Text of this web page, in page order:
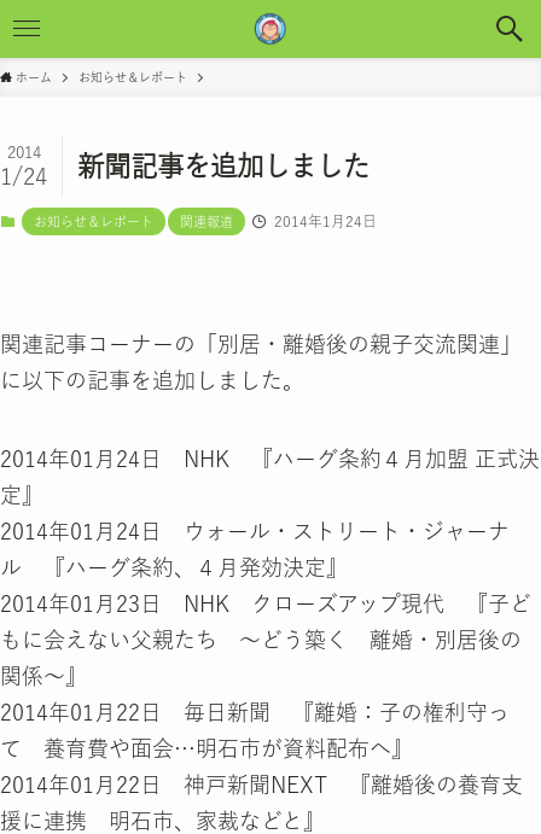
ホーム お知らせ＆レポート
新聞記事を追加しました
2014
1/24
お知らせ＆レポート 関連報道 2014年1月24日
関連記事コーナーの「別居・離婚後の親子交流関連」
に以下の記事を追加しました。
2014年01月24日 NHK 『ハーグ条約４月加盟 正式決
定』
2014年01月24日 ウォール・ストリート・ジャーナ
ル 『ハーグ条約、４月発効決定』
2014年01月23日 NHK クローズアップ現代 『子ど
もに会えない父親たち ～どう築く 離婚・別居後の
関係～』
2014年01月22日 毎日新聞 『離婚：子の権利守っ
て 養育費や面会…明石市が資料配布へ』
2014年01月22日 神戸新聞NEXT 『離婚後の養育支
援に連携 明石市、家裁などと』